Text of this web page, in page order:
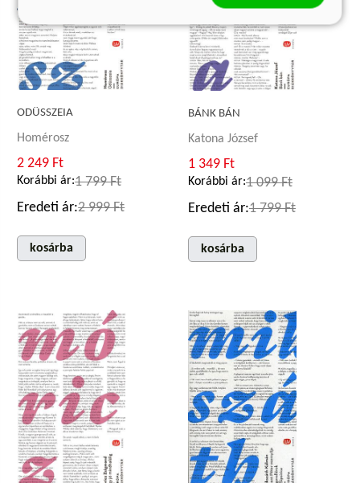
ODÜSSZEIA
Homérosz
2 249 Ft
Korábbi ár:1 799 Ft
Eredeti ár:2 999 Ft
kosárba
BÁNK BÁN
Katona József
1 349 Ft
Korábbi ár:1 099 Ft
Eredeti ár:1 799 Ft
kosárba